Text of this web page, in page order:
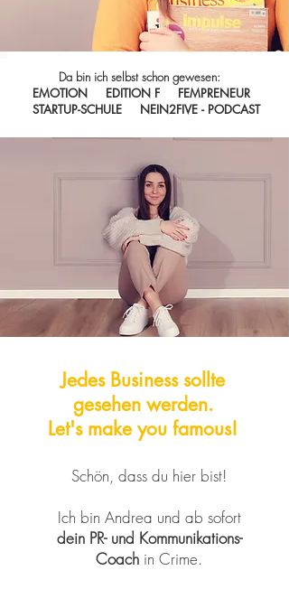
Da bin ich selbst schon gewesen:
EMOTION EDITION F FEMPRENEUR
STARTUP-SCHULE NEIN2FIVE - PODCAST
Jedes Business sollte
gesehen werden.
Let's make you famous!
Schön, dass du hier bist!
Ich bin Andrea und ab sofort
dein PR- und Kommunikations-
Coach in Crime.